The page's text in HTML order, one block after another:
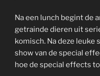
Na een lunch begint de
getrainde dieren uit
komisch. Na deze leuke
show van de special
hoe de special effects